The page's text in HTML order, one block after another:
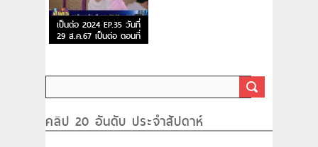
เป็นต่อ 2024 EP.35 วันที่
29 ส.ค.67 เป็นต่อ ตอนที่
35
คลิป 20 อันดับ ประจำสัปดาห์